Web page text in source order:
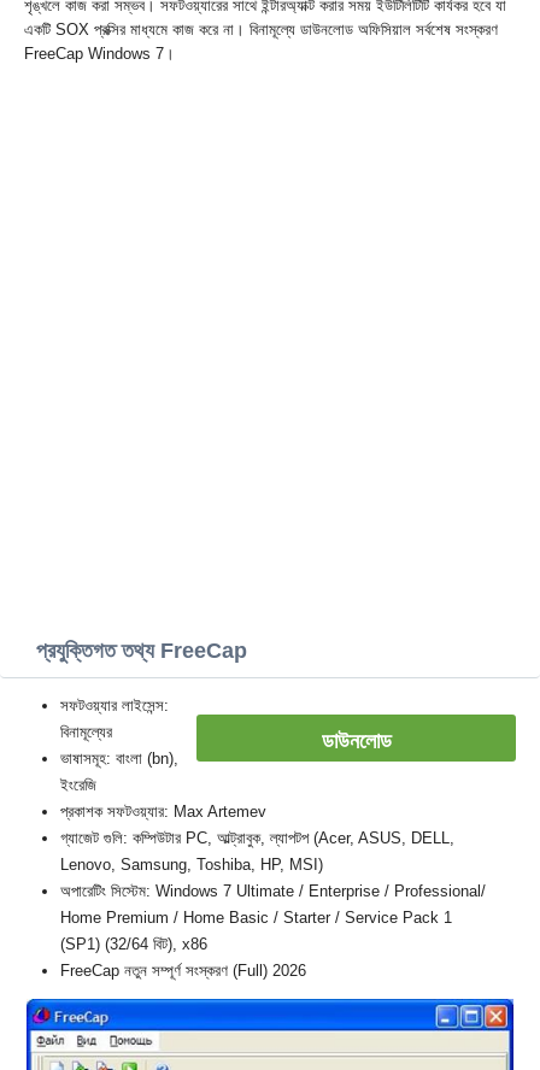
শৃঙ্খলে কাজ করা সম্ভব। সফটওয়্যারের সাথে ইন্টারঅ্যাক্ট করার সময় ইউটিলিটিটি কার্যকর হবে যা
একটি SOX প্রক্সির মাধ্যমে কাজ করে না। বিনামূল্যে ডাউনলোড অফিসিয়াল সর্বশেষ সংস্করণ
FreeCap Windows 7।
প্রযুক্তিগত তথ্য FreeCap
ডাউনলোড
সফটওয়্যার লাইসেন্স:
বিনামূল্যের
ভাষাসমূহ: বাংলা (bn),
ইংরেজি
প্রকাশক সফটওয়্যার: Max Artemev
গ্যাজেট গুলি: কম্পিউটার PC, আল্ট্রাবুক, ল্যাপটপ (Acer, ASUS, DELL,
Lenovo, Samsung, Toshiba, HP, MSI)
অপারেটিং সিস্টেম: Windows 7 Ultimate / Enterprise / Professional/
Home Premium / Home Basic / Starter / Service Pack 1
(SP1) (32/64 বিট), x86
FreeCap নতুন সম্পূর্ণ সংস্করণ (Full) 2026